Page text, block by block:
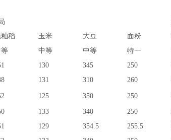
籼稻 玉米 大豆 面粉
中等 中等 特一
130 345 250
131 310 260
125 350 250
133 340 250
129 354.5 255.5